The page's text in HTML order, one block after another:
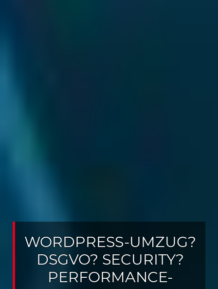
WORDPRESS-UMZUG?
DSGVO? SECURITY?
PERFORMANCE-